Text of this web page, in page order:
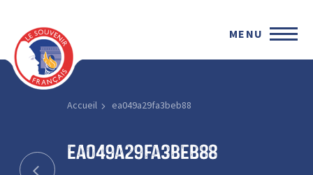
MENU
Accueil ea049a29fa3beb88
ea049a29fa3beb88